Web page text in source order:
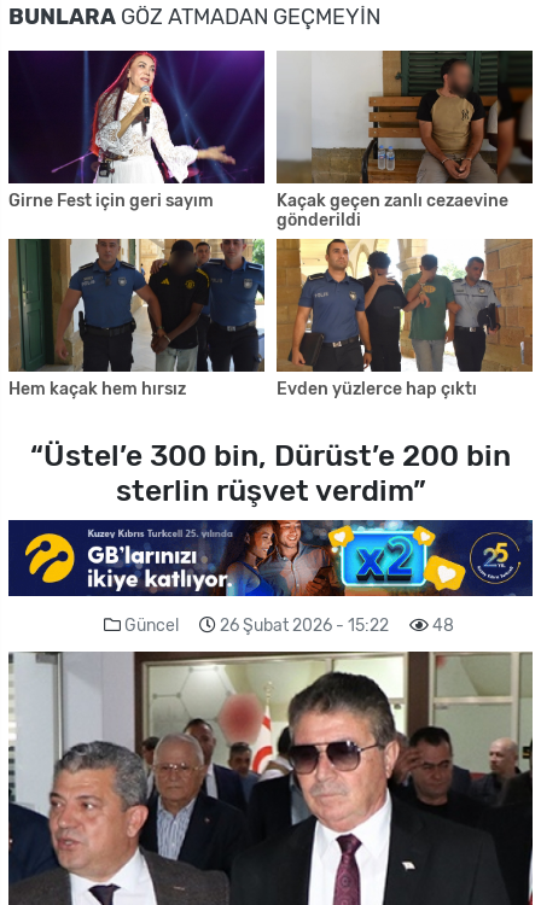
BUNLARA GÖZ ATMADAN GEÇMEYIN
Girne Fest için geri sayım
Kaçak geçen zanlı cezaevine
gönderildi
Hem kaçak hem hırsız Evden yüzlerce hap çıktı
“Üstel’e 300 bin, Dürüst’e 200 bin
sterlin rüşvet verdim”
Güncel 26 Şubat 2026 - 15:22 48